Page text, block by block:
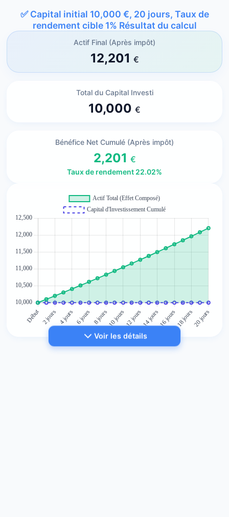
✅Capital initial 10,000 €, 20 jours, Taux de
rendement cible 1% Résultat du calcul
Actif Final (Après impôt)
12,201 €
Total du Capital Investi
10,000 €
Bénéfice Net Cumulé (Après impôt)
2,201 €
Taux de rendement 22.02%
Voir les détails